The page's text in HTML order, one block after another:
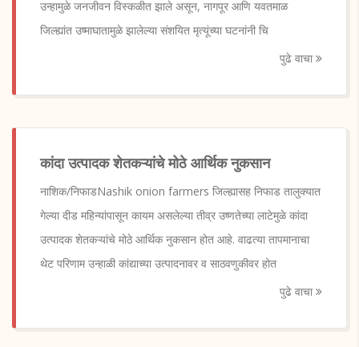
उन्हामुळे जनजीवन विस्कळीत झाले असून, नागपूर आणि यवतमाळ
जिल्ह्यांत उष्माघातामुळे झालेल्या संशयित मृत्यूंच्या घटनांनी चि
पुढे वाचा
कांदा उत्पादक शेतकऱ्यांचे मोठे आर्थिक नुकसान
नाशिक/निफाडNashik onion farmers जिल्ह्यासह निफाड तालुक्यात
गेल्या दीड महिन्यांपासून कायम असलेल्या तीव्र उष्णतेच्या लाटेमुळे कांदा
उत्पादक शेतकऱ्यांचे मोठे आर्थिक नुकसान होत आहे. वाढत्या तापमानाचा
थेट परिणाम उन्हाळी कांद्याच्या उत्पादनावर व साठवणुकीवर होत
पुढे वाचा